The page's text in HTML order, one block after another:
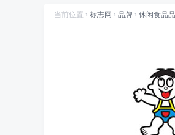
数据标志网已汇聚超过 9,000+ 品牌标
当前位置 › 标志网 › 品牌 › 休闲食品